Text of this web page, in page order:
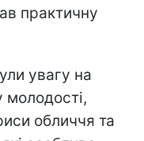
практичну
увагу на
молодості,
обличчя та